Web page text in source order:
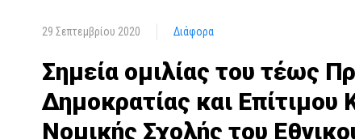
29 Σεπτεμβρίου 2020 Διάφορα
Σημεία ομιλίας του τέως
Δημοκρατίας και Επίτιμου
Νομικής Σχολής του